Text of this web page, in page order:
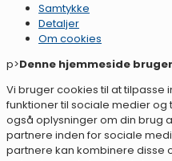
Samtykke
Detaljer
Om cookies
p>Denne hjemmeside
Vi bruger cookies til at tilpasse
funktioner til sociale medier og
også oplysninger om din brug
partnere inden for sociale
partnere kan kombinere disse